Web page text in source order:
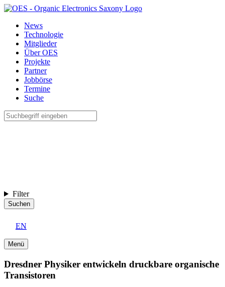
News
Technologie
Mitglieder
Über OES
Projekte
Partner
Jobbörse
Termine
Suche
Filter
Suchen
EN
Menü
Dresdner Physiker entwickeln druckbare organische
Transistoren